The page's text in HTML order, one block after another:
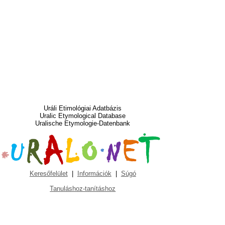
Uráli Etimológiai Adatbázis
Uralic Etymological Database
Uralische Etymologie-Datenbank
Keresőfelület| Információk| Súgó
Tanuláshoz-tanításhoz